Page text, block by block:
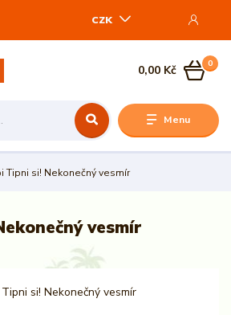
Menu
CZK
0
0,00 Kč
Tipni si! Nekonečný vesmír
vesmír